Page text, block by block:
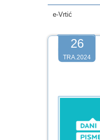
e-Vrtić
26
TRA.2024